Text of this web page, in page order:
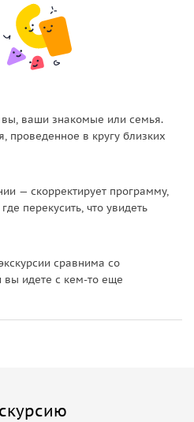
Девы Марии на
остается наиболее
Не менее известна
работала в качестве
ресторан. В нем побывали
от Моцарта до Ленина.
зайти только в
индивидуально в каждом
вы, ваши знакомые или семья.
проведенное в кругу близких
— скорректирует программу,
перекусить, что увидеть
сравнима со
вы идете с кем-то еще